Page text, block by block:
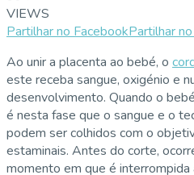
VIEWS
Partilhar no FacebookPartilhar
Ao unir a placenta ao bebé, o
este receba sangue, oxigénio e
desenvolvimento. Quando o
é nesta fase que o sangue e o
podem ser colhidos com o
estaminais. Antes do corte,
momento em que é